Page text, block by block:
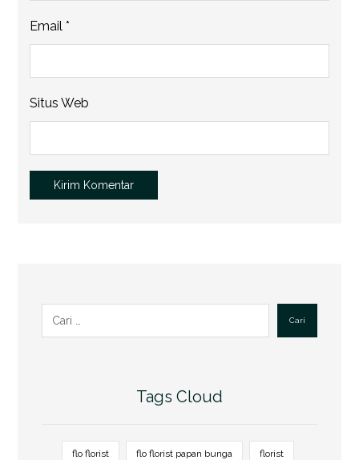
Email*
Situs Web
Kirim Komentar
Cari
Tags Cloud
flo florist flo florist papan bunga florist